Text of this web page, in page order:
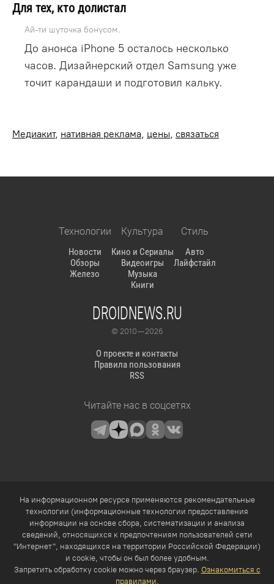
Для тех, кто долистал
Ай-ти шуточка бонусом.
До анонса iPhone 5 осталось несколько
часов. Дизайнерский отдел Samsung уже
точит карандаши и подготовил кальку.
Медиакит, нативная реклама, цены, связаться
DROIDNEWS.RU
© 2010 — 2026
О проекте и контакты
Правила пользования
RSS
Технологии
Новости
Обзоры
Железо
Культура
Кино и Сериалы
Видеоигры
Музыка
Книги
Стиль
Авто
Лайфстайл
Читайте нас в соцсетях
На информационном ресурсе применяются рекомендательные
технологии (информационные технологии предоставления
информации на основе сбора, систематизации и анализа
сведений, относящихся к предпочтениям пользователей сети
"Интернет", находящихся на территории Российской Федерации)
и cookie, чтобы он был более удобным.
Запретить обработку cookie можно через браузер. Ознакомиться с
правилами.